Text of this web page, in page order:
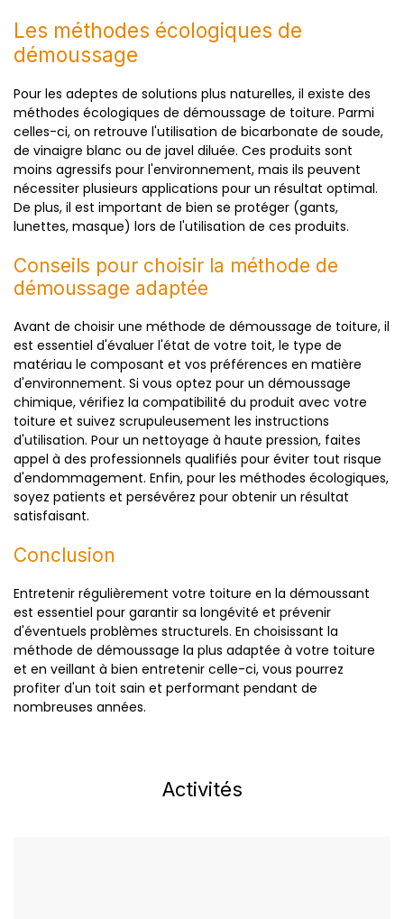
Les méthodes écologiques de
démoussage
Pour les adeptes de solutions plus naturelles, il existe des
méthodes écologiques de démoussage de toiture. Parmi
celles-ci, on retrouve l'utilisation de bicarbonate de soude,
de vinaigre blanc ou de javel diluée. Ces produits sont
moins agressifs pour l'environnement, mais ils peuvent
nécessiter plusieurs applications pour un résultat optimal.
De plus, il est important de bien se protéger (gants,
lunettes, masque) lors de l'utilisation de ces produits.
Conseils pour choisir la méthode de
démoussage adaptée
Avant de choisir une méthode de démoussage de toiture, il
est essentiel d'évaluer l'état de votre toit, le type de
matériau le composant et vos préférences en matière
d'environnement. Si vous optez pour un démoussage
chimique, vérifiez la compatibilité du produit avec votre
toiture et suivez scrupuleusement les instructions
d'utilisation. Pour un nettoyage à haute pression, faites
appel à des professionnels qualifiés pour éviter tout risque
d'endommagement. Enfin, pour les méthodes écologiques,
soyez patients et persévérez pour obtenir un résultat
satisfaisant.
Conclusion
Entretenir régulièrement votre toiture en la démoussant
est essentiel pour garantir sa longévité et prévenir
d'éventuels problèmes structurels. En choisissant la
méthode de démoussage la plus adaptée à votre toiture
et en veillant à bien entretenir celle-ci, vous pourrez
profiter d'un toit sain et performant pendant de
nombreuses années.
Activités